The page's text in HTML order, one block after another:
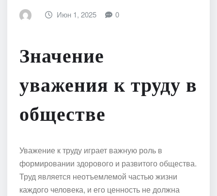
Июн 1, 2025 0
Значение
уважения к труду в
обществе
Уважение к труду играет важную роль в
формировании здорового и развитого общества.
Труд является неотъемлемой частью жизни
каждого человека, и его ценность не должна